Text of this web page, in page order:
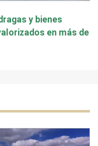
y bienes
en más de